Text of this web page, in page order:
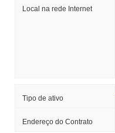
Local na rede Internet
Tipo de ativo
Endereço do Contrato